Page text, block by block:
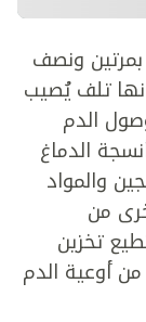
ونصف
تلف يُصيب
الدم
الدماغ
والمواد
من
تخزين
أوعية الدم